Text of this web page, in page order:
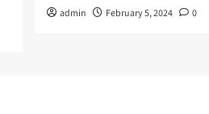
admin February 5, 2024 0